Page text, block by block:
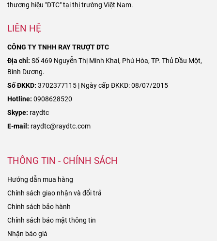
thương hiệu "DTC" tại thị trường Việt Nam.
LIÊN HỆ
CÔNG TY TNHH RAY TRƯỢT DTC
Địa chỉ: Số 469 Nguyễn Thị Minh Khai, Phú Hòa, TP. Thủ Dầu Một,
Bình Dương.
Số ĐKKD: 3702377115 | Ngày cấp ĐKKD: 08/07/2015
Hotline: 0908628520
Skype: raydtc
E-mail: raydtc@raydtc.com
THÔNG TIN - CHÍNH SÁCH
Hướng dẫn mua hàng
Chính sách giao nhận và đổi trả
Chính sách bảo hành
Chính sách bảo mật thông tin
Nhận báo giá